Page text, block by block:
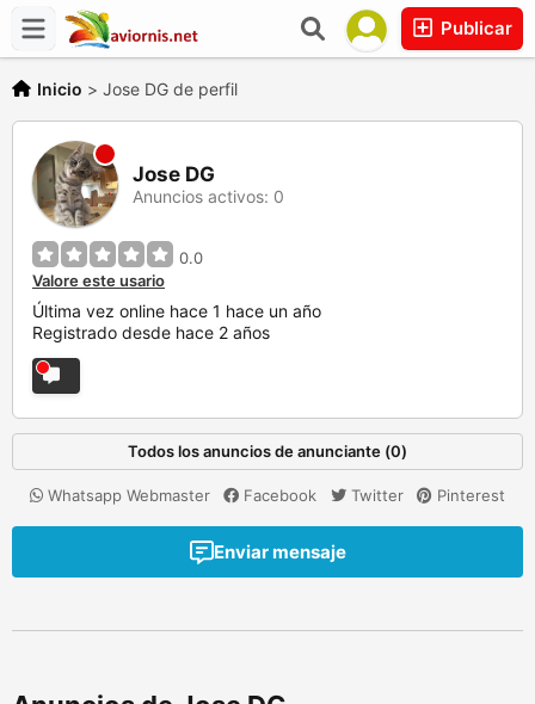
Publicar
Inicio > Jose DG de perfil
Jose DG
Anuncios activos: 0
0.0
Valore este usario
Última vez online hace 1 hace un año
Registrado desde hace 2 años
Todos los anuncios de anunciante (0)
Whatsapp Webmaster Facebook Twitter Pinterest
Enviar mensaje